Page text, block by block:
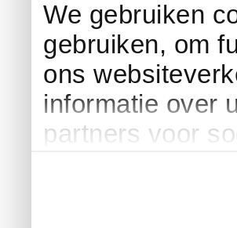
We gebruiken
gebruiken, om
ons
informatie over
partners voor